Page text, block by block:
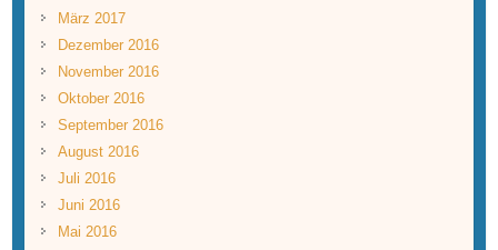
März 2017
Dezember 2016
November 2016
Oktober 2016
September 2016
August 2016
Juli 2016
Juni 2016
Mai 2016